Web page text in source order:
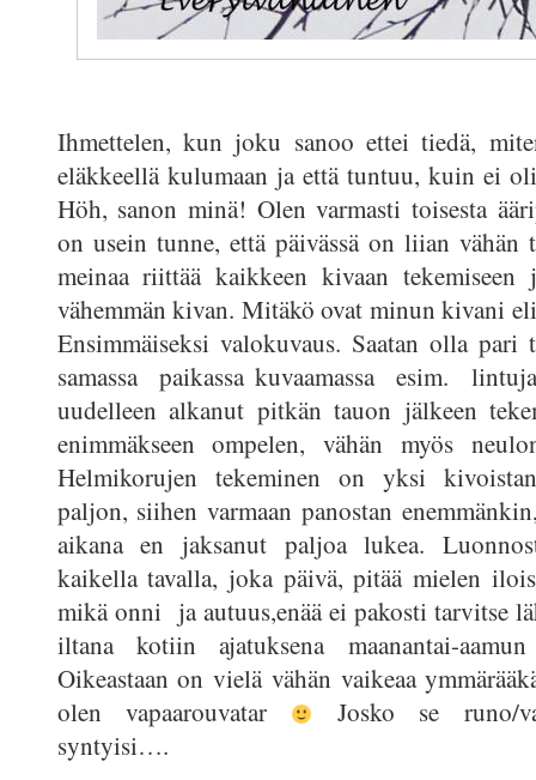
Ihmettelen, kun joku sanoo ettei tiedä,
eläkkeellä kulumaan ja että tuntuu, kuin ei
Höh, sanon minä! Olen varmasti toisesta
on usein tunne, että päivässä on liian vähän
meinaa riittää kaikkeen kivaan tekemiseen
vähemmän kivan. Mitäkö ovat minun kivani
Ensimmäiseksi valokuvaus. Saatan olla
samassa paikassa kuvaamassa esim.
uudelleen alkanut pitkän tauon jälkeen
enimmäkseen ompelen, vähän myös
Helmikorujen tekeminen on yksi
paljon, siihen varmaan panostan
aikana en jaksanut paljoa lukea.
kaikella tavalla, joka päivä, pitää mielen
mikä onni ja autuus,enää ei pakosti tarvitse
iltana kotiin ajatuksena maanantai-
Oikeastaan on vielä vähän vaikeaa
olen vapaarouvatar
Josko se runo/
syntyisi….